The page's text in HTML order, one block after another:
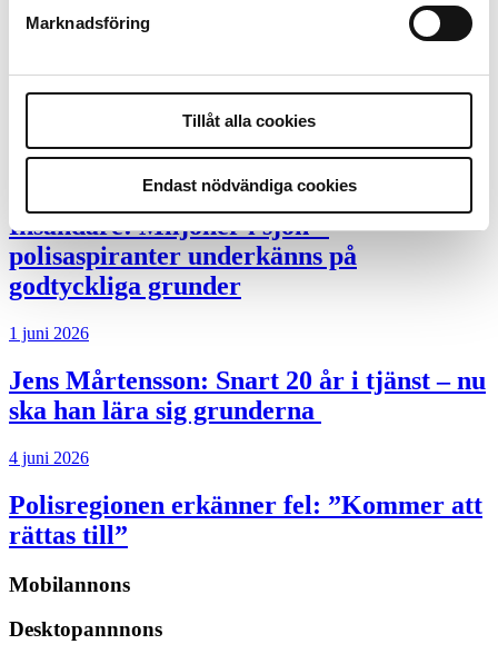
Marknadsföring
Tillåt alla cookies
Endast nödvändiga cookies
Andra läser
Klart: Ingångslönen höjs med 2 300
Insändare:Miljoner i sjön –
polisaspiranter underkänns på
godtyckliga grunder
1 juni 2026
Jens Mårtensson: Snart 20 år i tjänst – nu
ska han lära sig grunderna
4 juni 2026
Polisregionen erkänner fel: ”Kommer att
rättas till”
Mobilannons
Desktopannnons